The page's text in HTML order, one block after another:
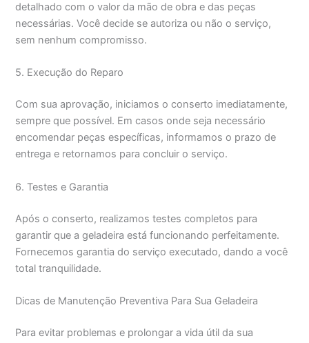
detalhado com o valor da mão de obra e das peças
necessárias. Você decide se autoriza ou não o serviço,
sem nenhum compromisso.
5. Execução do Reparo
Com sua aprovação, iniciamos o conserto imediatamente,
sempre que possível. Em casos onde seja necessário
encomendar peças específicas, informamos o prazo de
entrega e retornamos para concluir o serviço.
6. Testes e Garantia
Após o conserto, realizamos testes completos para
garantir que a geladeira está funcionando perfeitamente.
Fornecemos garantia do serviço executado, dando a você
total tranquilidade.
Dicas de Manutenção Preventiva Para Sua Geladeira
Para evitar problemas e prolongar a vida útil da sua